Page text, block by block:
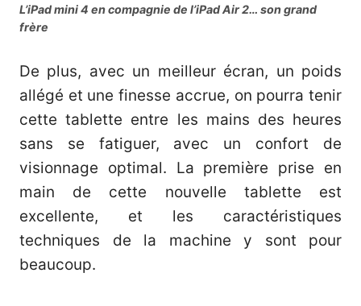
L’iPad mini 4 en compagnie de l’iPad Air 2… son grand
frère
De plus, avec un meilleur écran, un poids
allégé et une finesse accrue, on pourra tenir
cette tablette entre les mains des heures
sans se fatiguer, avec un confort de
visionnage optimal. La première prise en
main de cette nouvelle tablette est
excellente, et les caractéristiques
techniques de la machine y sont pour
beaucoup.